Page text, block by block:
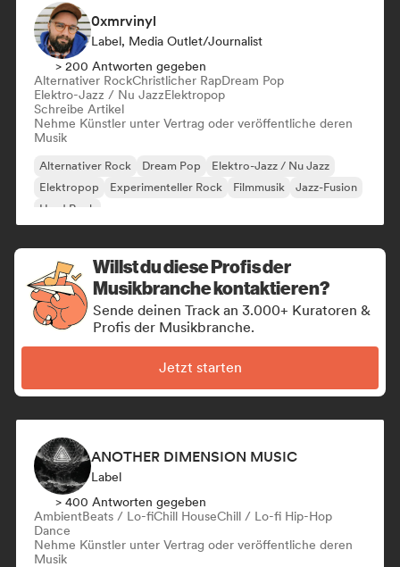
0xmrvinyl
Label, Media Outlet/Journalist
> 200 Antworten gegeben
Alternativer RockChristlicher RapDream Pop
Elektro-Jazz / Nu JazzElektropop
Schreibe Artikel
Nehme Künstler unter Vertrag oder veröffentliche deren
Musik
Alternativer Rock Dream Pop
Elektro-Jazz / Nu Jazz
Elektropop
Experimenteller Rock Filmmusik
Jazz-Fusion
Hard Rock
Willst du diese Profis der
Musikbranche kontaktieren?
Sende deinen Track an 3.000+ Kuratoren &
Profis der Musikbranche.
Jetzt starten
ANOTHER DIMENSION MUSIC
Label
> 400 Antworten gegeben
AmbientBeats / Lo-fiChill HouseChill / Lo-fi Hip-Hop
Dance
Nehme Künstler unter Vertrag oder veröffentliche deren
Musik